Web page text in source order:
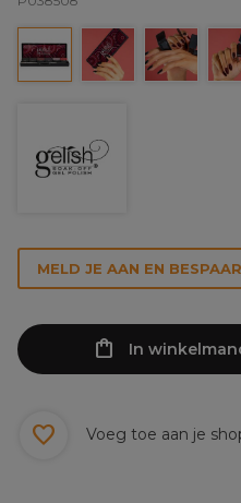
MELD JE AAN EN
In
Voeg toe aan je